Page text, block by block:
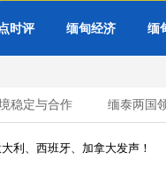
时评 缅甸经济 缅
定与合作 缅泰两国领
利、西班牙、加拿大发声！